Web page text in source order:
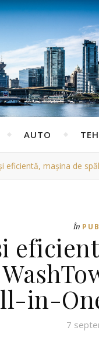
AUTO
eficientă, maşina de
În
in-
7